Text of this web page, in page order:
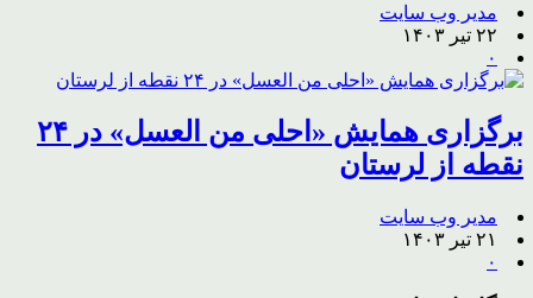
مدیر وب سایت
۲۲ تیر ۱۴۰۳
۰
برگزاری همایش «احلی من العسل» در ۲۴
نقطه از لرستان
مدیر وب سایت
۲۱ تیر ۱۴۰۳
۰